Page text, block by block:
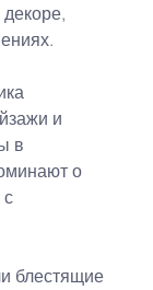
декоре,
и
в
о
блестящие